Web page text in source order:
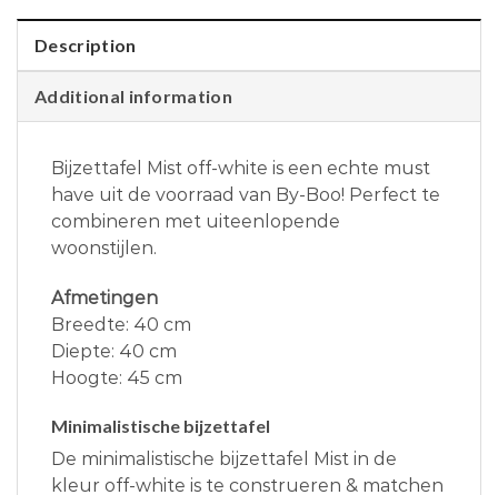
Description
Additional information
Bijzettafel Mist off-white is een echte must
have uit de voorraad van By-Boo! Perfect te
combineren met uiteenlopende
woonstijlen.
Afmetingen
Breedte: 40 cm
Diepte: 40 cm
Hoogte: 45 cm
Minimalistische bijzettafel
De minimalistische bijzettafel Mist in de
kleur off-white is te construeren & matchen